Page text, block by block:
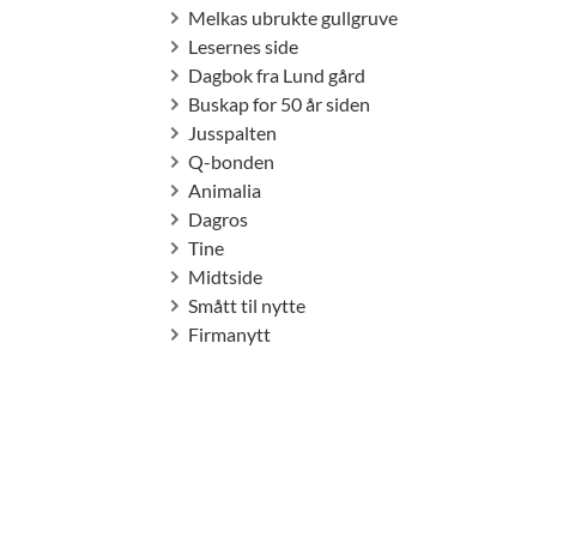
Melkas ubrukte gullgruve
Lesernes side
Dagbok fra Lund gård
Buskap for 50 år siden
Jusspalten
Q-bonden
Animalia
Dagros
Tine
Midtside
Smått til nytte
Firmanytt